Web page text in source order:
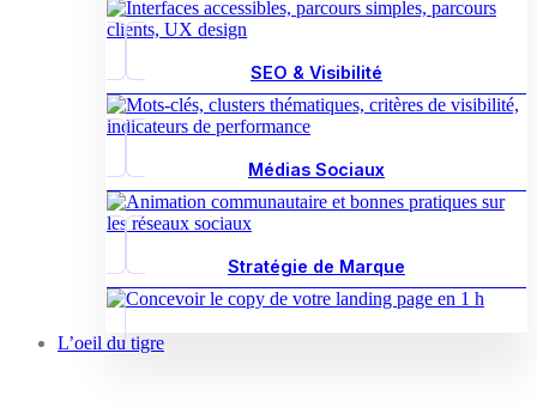
SEO & Visibilité
Médias Sociaux
Stratégie de Marque
L’oeil du tigre